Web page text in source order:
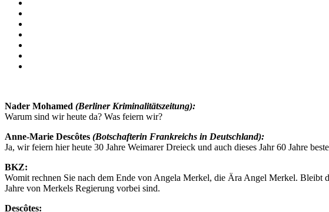
Nader Mohamed (Berliner Kriminalitätszeitung):
Warum sind wir heute da? Was feiern wir?
Anne-Marie Descôtes (Botschafterin Frankreichs in Deutschland):
Ja, wir feiern hier heute 30 Jahre Weimarer Dreieck und auch dieses Jahr 60 Jahre
BKZ:
Womit rechnen Sie nach dem Ende von Angela Merkel, die Ära Angel Merkel. Bleibt
Jahre von Merkels Regierung vorbei sind.
Descôtes: